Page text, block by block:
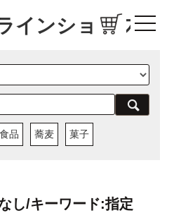
インショップ
食品 蕎麦 菓子
し/キーワード:指定